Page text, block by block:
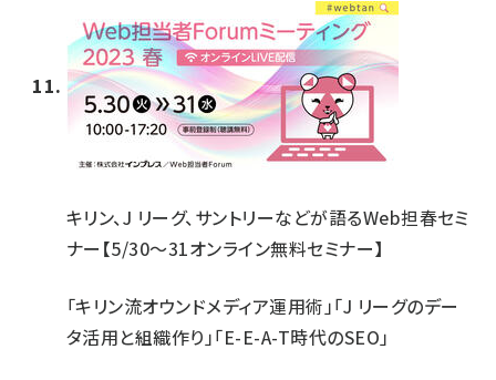
キリン、J リーグ、サントリーなどが語るWeb担春セミ
ナー【5/30～31オンライン無料セミナー】
「キリン流オウンドメディア運用術」「J リーグのデー
タ活用と組織作り」「E-E-A-T時代のSEO」